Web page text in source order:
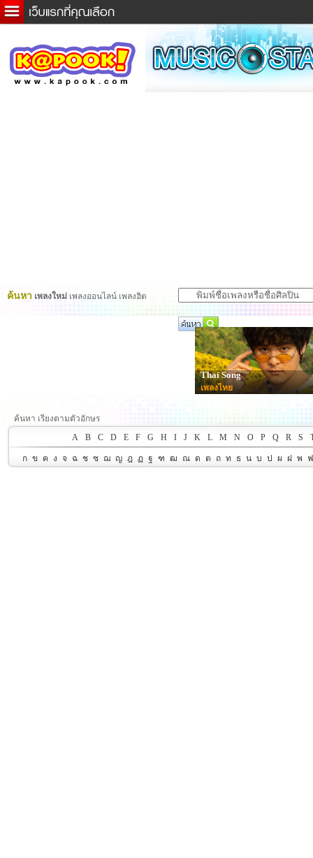
ข่าวด่วน
ละคร
ค้นหา เพลงใหม่ เพลงออนไลน์ เพลงฮิต
Thai Song
เพลงไทย
ค้นหา เรียงตามตัวอักษร
A
B C D E F G H I J K L M N O P Q R S
ก ข ค ง จ ฉ ช ซ ฌ ญ ฎ ฏ ฐ ฑ ฒ ณ ด ต ถ ท ธ น บ ป ผ ฝ พ ฟ